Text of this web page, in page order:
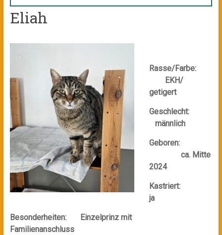
Eliah
Rasse/Farbe:
EKH/
getigert
Geschlecht:
männlich
Geboren:
ca. Mitte
2024
Kastriert:
ja
Besonderheiten: Einzelprinz mit
Familienanschluss